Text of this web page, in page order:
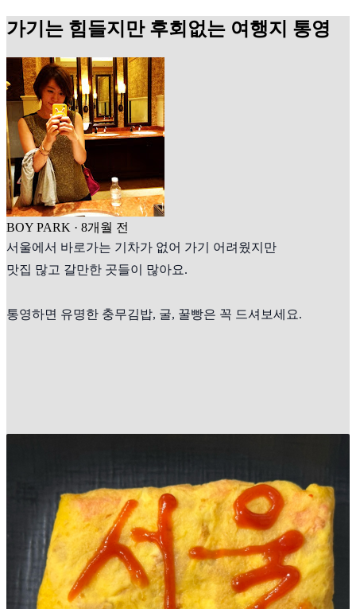
가기는 힘들지만 후회없는 여행지 통영
BOY PARK · 8개월 전
서울에서 바로가는 기차가 없어 가기 어려웠지만
맛집 많고 갈만한 곳들이 많아요.
통영하면 유명한 충무김밥, 굴, 꿀빵은 꼭 드셔보세요.